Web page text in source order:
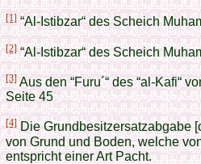
[1]“Al-Istibzar“ des Scheich
[2]“Al-Istibzar“ des Scheich
[3]Aus den “Furu´“ des “al-Kafi“
Seite 45
[4]Die Grundbesitzersatzabgabe
von Grund und Boden, welche
entspricht einer Art Pacht.